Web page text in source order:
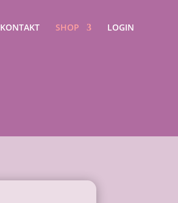
KONTAKT SHOP LOGIN